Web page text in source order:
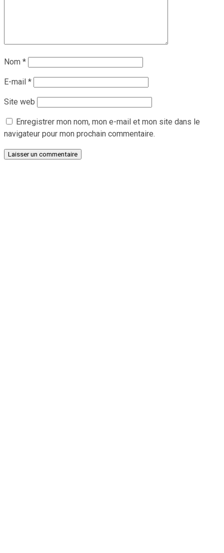
Nom *
E-mail *
Site web
Enregistrer mon nom, mon e-mail et mon site dans le
navigateur pour mon prochain commentaire.